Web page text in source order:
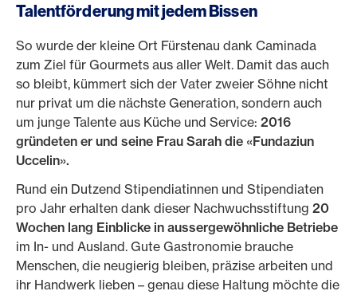
Talentförderung mit jedem Bissen
So wurde der kleine Ort Fürstenau dank Caminada
zum Ziel für Gourmets aus aller Welt. Damit das auch
so bleibt, kümmert sich der Vater zweier Söhne nicht
nur privat um die nächste Generation, sondern auch
um junge Talente aus Küche und Service: 2016
gründeten er und seine Frau Sarah die «Fundaziun
Uccelin».
Rund ein Dutzend Stipendiatinnen und Stipendiaten
pro Jahr erhalten dank dieser Nachwuchsstiftung 20
Wochen lang Einblicke in aussergewöhnliche Betriebe
im In- und Ausland. Gute Gastronomie brauche
Menschen, die neugierig bleiben, präzise arbeiten und
ihr Handwerk lieben – genau diese Haltung möchte die